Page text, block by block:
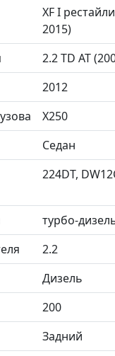
XF I
2015)
2.2 TD AT
2012
X250
Седан
224DT,
турбо-
2.2
Дизель
200
Задний